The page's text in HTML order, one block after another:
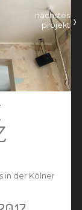
in der Kölner
nächstes
projekt ›